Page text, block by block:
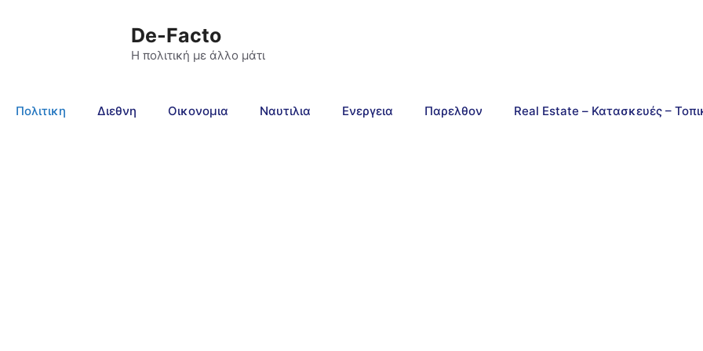
De-Facto
Η πολιτική με άλλο μάτι
Πολιτικη Διεθνη Οικονομια Ναυτιλια Ενεργεια Παρελθον Real Estate – Κατασκευές –